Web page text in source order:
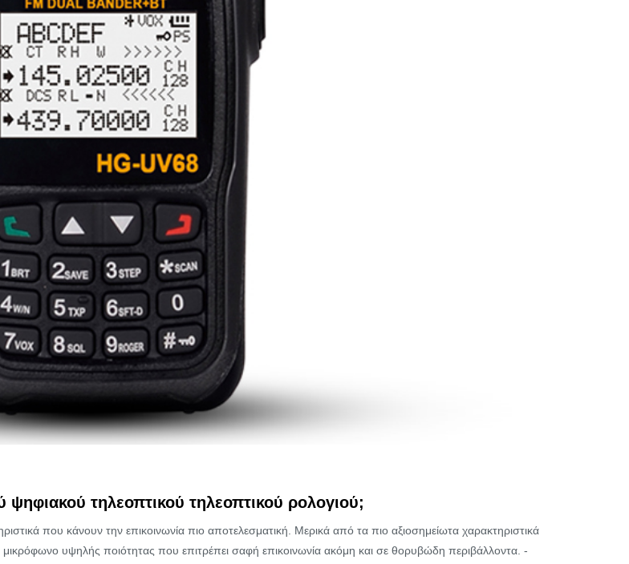
ψηφιακού τηλεοπτικού τηλεοπτικού ρολογιού;
που κάνουν την επικοινωνία πιο αποτελεσματική. Μερικά από τα πιο αξιοσημείωτα χαρακτηριστικά
υψηλής ποιότητας που επιτρέπει σαφή επικοινωνία ακόμη και σε θορυβώδη περιβάλλοντα. -